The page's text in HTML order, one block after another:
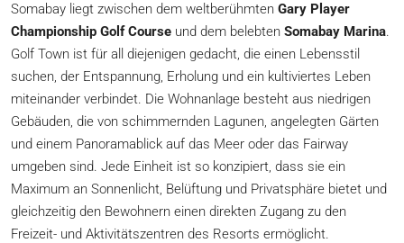
Somabay liegt zwischen dem weltberühmten Gary Player
Championship Golf Course und dem belebten Somabay Marina.
Golf Town ist für all diejenigen gedacht, die einen Lebensstil
suchen, der Entspannung, Erholung und ein kultiviertes Leben
miteinander verbindet. Die Wohnanlage besteht aus niedrigen
Gebäuden, die von schimmernden Lagunen, angelegten Gärten
und einem Panoramablick auf das Meer oder das Fairway
umgeben sind. Jede Einheit ist so konzipiert, dass sie ein
Maximum an Sonnenlicht, Belüftung und Privatsphäre bietet und
gleichzeitig den Bewohnern einen direkten Zugang zu den
Freizeit- und Aktivitätszentren des Resorts ermöglicht.